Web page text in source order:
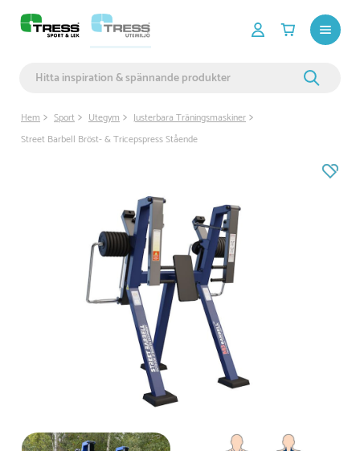
Hem Sport Utegym
Justerbara Träningsmaskiner
Street Barbell Bröst- & Tricepspress Stående